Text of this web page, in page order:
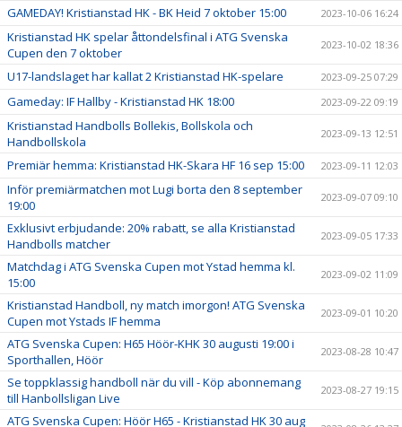
GAMEDAY! Kristianstad HK - BK Heid 7 oktober 15:00 2023-10-06 16:24
Kristianstad HK spelar åttondelsfinal i ATG Svenska
Cupen den 7 oktober
2023-10-02 18:36
U17-landslaget har kallat 2 Kristianstad HK-spelare 2023-09-25 07:29
Gameday: IF Hallby - Kristianstad HK 18:00 2023-09-22 09:19
Kristianstad Handbolls Bollekis, Bollskola och
Handbollskola
2023-09-13 12:51
Premiär hemma: Kristianstad HK-Skara HF 16 sep 15:00 2023-09-11 12:03
Inför premiärmatchen mot Lugi borta den 8 september
19:00
2023-09-07 09:10
Exklusivt erbjudande: 20% rabatt, se alla Kristianstad
Handbolls matcher
2023-09-05 17:33
Matchdag i ATG Svenska Cupen mot Ystad hemma kl.
15:00
2023-09-02 11:09
Kristianstad Handboll, ny match imorgon! ATG Svenska
Cupen mot Ystads IF hemma
2023-09-01 10:20
ATG Svenska Cupen: H65 Höör-KHK 30 augusti 19:00 i
Sporthallen, Höör
2023-08-28 10:47
Se toppklassig handboll när du vill - Köp abonnemang
till Hanbollsligan Live
2023-08-27 19:15
ATG Svenska Cupen: Höör H65 - Kristianstad HK 30 aug